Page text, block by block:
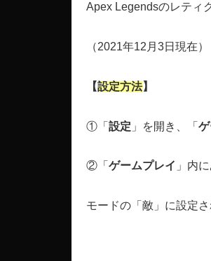
Apex Legendsのレティ
（2021年12月3日現在）
【設定方法】
①「 設定 」を開き、「
②「 ゲームプレイ 」内
モードの「敵」に設定